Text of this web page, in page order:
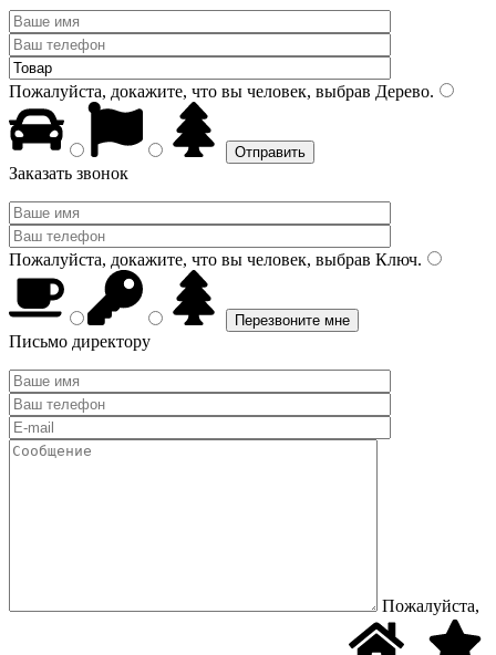
Пожалуйста, докажите, что вы человек, выбрав Дерево.
Заказать звонок
Пожалуйста, докажите, что вы человек, выбрав Ключ.
Письмо директору
Пожалуйста,